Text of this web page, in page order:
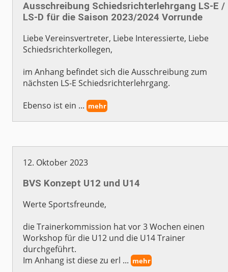
Ausschreibung Schiedsrichterlehrgang LS-E /
LS-D für die Saison 2023/2024 Vorrunde
Liebe Vereinsvertreter, Liebe Interessierte, Liebe
Schiedsrichterkollegen,
im Anhang befindet sich die Ausschreibung zum
nächsten LS-E Schiedsrichterlehrgang.
Ebenso ist ein ... mehr
12. Oktober 2023
BVS Konzept U12 und U14
Werte Sportsfreunde,
die Trainerkommission hat vor 3 Wochen einen
Workshop für die U12 und die U14 Trainer
durchgeführt.
Im Anhang ist diese zu erl ... mehr